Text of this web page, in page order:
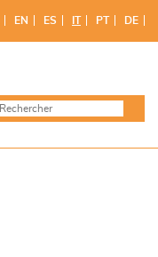
EN ES IT PT DE